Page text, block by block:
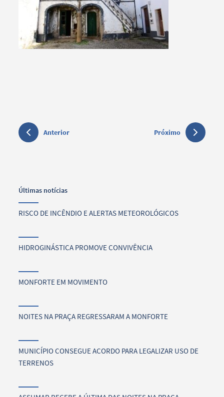
Anterior Próximo
Últimas notícias
RISCO DE INCÊNDIO E ALERTAS METEOROLÓGICOS
HIDROGINÁSTICA PROMOVE CONVIVÊNCIA
MONFORTE EM MOVIMENTO
NOITES NA PRAÇA REGRESSARAM A MONFORTE
MUNICÍPIO CONSEGUE ACORDO PARA LEGALIZAR USO DE
TERRENOS